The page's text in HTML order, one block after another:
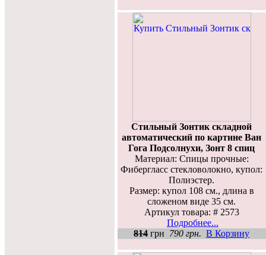
Стильный Зонтик складной
автоматический по картине Ван
Гога Подсолнухи, Зонт 8 спиц
Материал: Спицы прочные:
Фибергласс стекловолокно, купол:
Полиэстер.
Размер: купол 108 см., длина в
сложеном виде 35 см.
Артикул товара: # 2573
Подробнее...
814 грн 790 грн. В Корзину